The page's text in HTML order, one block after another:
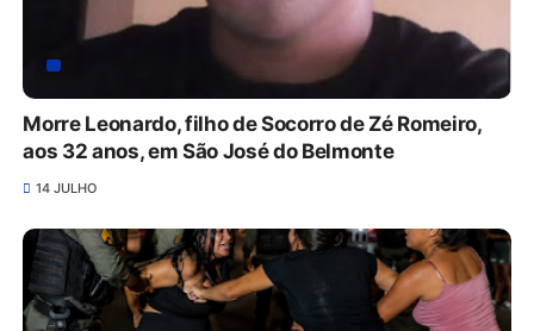
Morre Leonardo, filho de Socorro de Zé Romeiro,
aos 32 anos, em São José do Belmonte
14 JULHO